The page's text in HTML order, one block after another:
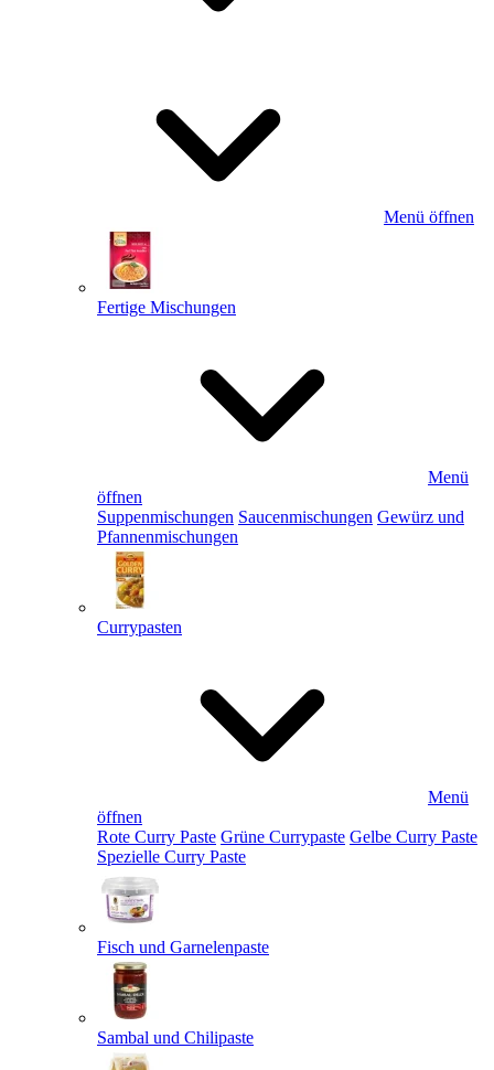
Menü öffnen
Fertige Mischungen
Menü
öffnen
Suppenmischungen Saucenmischungen Gewürz und
Pfannenmischungen
Currypasten
Menü
öffnen
Rote Curry Paste Grüne Currypaste Gelbe Curry Paste
Spezielle Curry Paste
Fisch und Garnelenpaste
Sambal und Chilipaste